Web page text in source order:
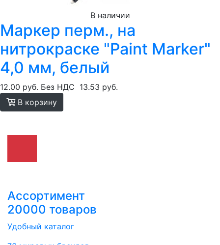
В наличии
Маркер перм., на
нитрокраске "Paint Marker"
4,0 мм, белый
12.00 руб. Без НДС 13.53 руб.
В корзину
Ассортимент
20000 товаров
Удобный каталог